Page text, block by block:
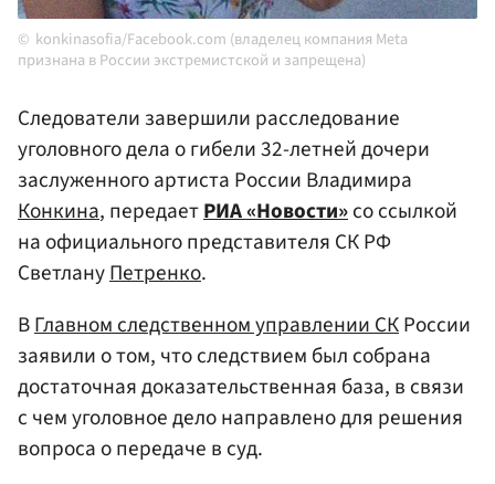
konkinasofia/Facebook.com (владелец компания Meta
признана в России экстремистской и запрещена)
Следователи завершили расследование
уголовного дела о гибели 32-летней дочери
заслуженного артиста России Владимира
Конкина, передаетРИА «Новости»со ссылкой
на официального представителя СК РФ
СветлануПетренко.
ВГлавном следственном управлении СКРоссии
заявили о том, что следствием был собрана
достаточная доказательственная база, в связи
с чем уголовное дело направлено для решения
вопроса о передаче в суд.